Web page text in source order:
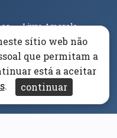
Livro Amarelo(abre em
(abre em nova janela)
Proteção de
Interior© 2026
sítio web não
que permitam a
está a aceitar
. continuar